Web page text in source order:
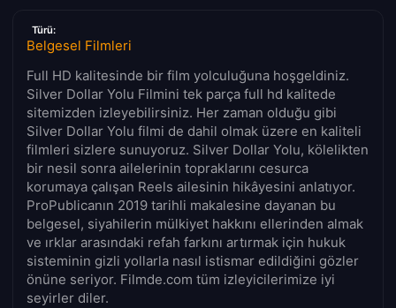
Türü:
Belgesel Filmleri
Full HD kalitesinde bir film yolculuğuna hoşgeldiniz.
Silver Dollar Yolu Filmini tek parça full hd kalitede
sitemizden izleyebilirsiniz. Her zaman olduğu gibi
Silver Dollar Yolu filmi de dahil olmak üzere en kaliteli
filmleri sizlere sunuyoruz. Silver Dollar Yolu, kölelikten
bir nesil sonra ailelerinin topraklarını cesurca
korumaya çalışan Reels ailesinin hikâyesini anlatıyor.
ProPublicanın 2019 tarihli makalesine dayanan bu
belgesel, siyahilerin mülkiyet hakkını ellerinden almak
ve ırklar arasındaki refah farkını artırmak için hukuk
sisteminin gizli yollarla nasıl istismar edildiğini gözler
önüne seriyor. Filmde.com tüm izleyicilerimize iyi
seyirler diler.